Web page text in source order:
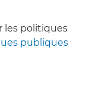
les politiques
publiques